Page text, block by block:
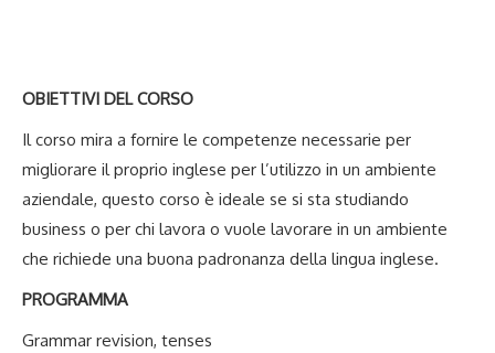
OBIETTIVI DEL CORSO
Il corso mira a fornire le competenze necessarie per
migliorare il proprio inglese per l’utilizzo in un ambiente
aziendale, questo corso è ideale se si sta studiando
business o per chi lavora o vuole lavorare in un ambiente
che richiede una buona padronanza della lingua inglese.
PROGRAMMA
Grammar revision, tenses